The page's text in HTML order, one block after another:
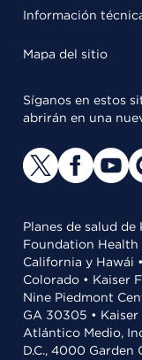
Información
Mapa del sitio
Síganos en estos
abrirán en una
Planes de salud de
Foundation Health
California y Hawái
Colorado • Kaiser
Nine Piedmont
GA 30305 •
Atlántico Medio,
D.C., 4000 Garden